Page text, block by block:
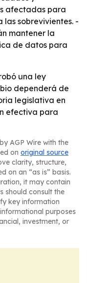
afectadas para
las sobrevivientes. -
mantener la
de datos para
una ley
dependerá de
legislativa en
efectiva para
AGP Wire with the
on original source
clarity, structure,
on an “as is” basis.
it may contain
should consult the
key information
purposes
investment, or